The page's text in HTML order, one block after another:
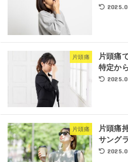
片頭痛
片頭痛
特定か
片頭痛
片頭痛
サング